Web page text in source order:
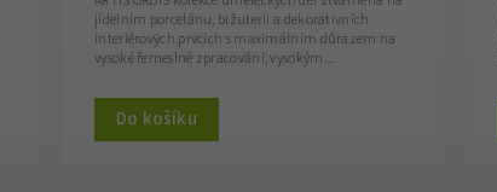
Do košíku
jídelním porcelánu, bižuterii a dekorativních
interiérových prvcích s maximálním důrazem na
vysoké řemeslné zpracování, vysokým...